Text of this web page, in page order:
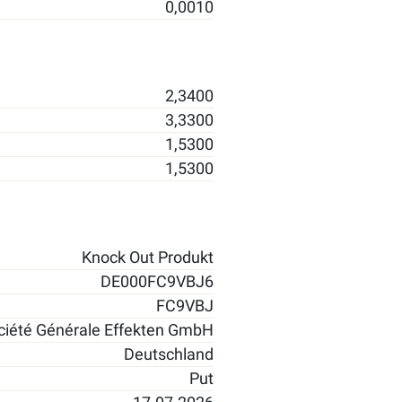
0,0010
2,3400
3,3300
1,5300
1,5300
Knock Out Produkt
DE000FC9VBJ6
FC9VBJ
Générale Effekten GmbH
Deutschland
Put